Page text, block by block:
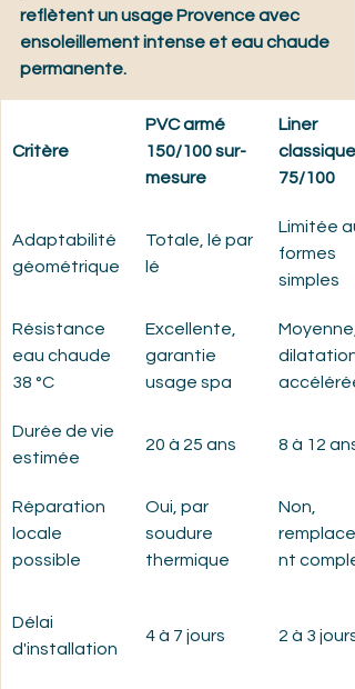
reflètent un usage Provence avec
ensoleillement intense et eau chaude
permanente.
Critère
PVC armé
150/100 sur-
mesure
Liner
classique
75/100
Adaptabilité
géométrique
Totale, lé par
lé
Limitée
formes
simples
Résistance
eau chaude
38 °C
Excellente,
garantie
usage spa
Moyenne,
dilatation
accélérée
Durée de vie
estimée
20 à 25 ans 8 à 12 ans
Réparation
locale
possible
Oui, par
soudure
thermique
Non,
nt
Délai
d'installation
4 à 7 jours 2 à 3 jours